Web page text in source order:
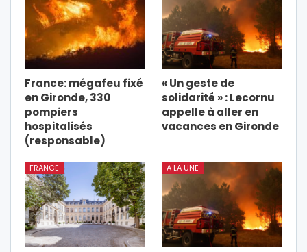
France: mégafeu fixé
en Gironde, 330
pompiers
hospitalisés
(responsable)
« Un geste de
solidarité » : Lecornu
appelle à aller en
vacances en Gironde
FRANCE A LA UNE